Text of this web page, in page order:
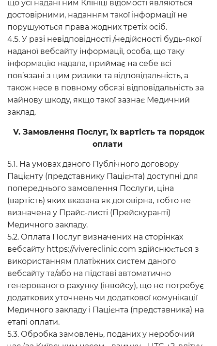
що усі надані ним Клініці відомості являються
достовірними, наданням такої інформації не
порушуються права жодних третіх осіб.
4.5. У разі невідповідності /недійсності будь-якої
наданої вебсайту інформації, особа, що таку
інформацію надала, приймає на себе всі
пов’язані з цим ризики та відповідальність, а
також несе в повному обсязі відповідальність за
майнову шкоду, якщо такої зазнає Медичний
заклад.
V. Замовлення Послуг, їх вартість та порядок
оплати
5.1. На умовах даного Публічного договору
Пацієнту (представнику Пацієнта) доступні для
попереднього замовлення Послуги, ціна
(вартість) яких вказана як договірна, тобто не
визначена у Прайс-листі (Прейскуранті)
Медичного закладу.
5.2. Оплата Послуг визначених на сторінках
вебсайту https://vivereclinic.com здійснюється з
використанням платіжних систем даного
вебсайту та/або на підставі автоматично
генерованого рахунку (інвойсу), що не потребує
додаткових уточнень чи додаткової комунікації
Медичного закладу і Пацієнта (представника) на
етапі оплати.
5.3. Обробка замовлень, поданих у неробочий